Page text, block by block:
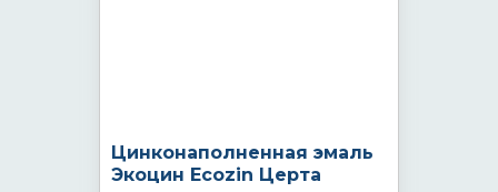
Цинконаполненная эмаль
Экоцин Ecozin Церта